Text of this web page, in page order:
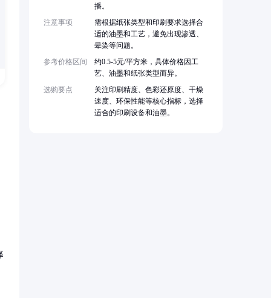
播。
注意事项
需根据纸张类型和印刷要求选择合
适的油墨和工艺，避免出现渗透、
晕染等问题。
参考价格区间
约0.5-5元/平方米，具体价格因工
艺、油墨和纸张类型而异。
选购要点
关注印刷精度、色彩还原度、干燥
速度、环保性能等核心指标，选择
适合的印刷设备和油墨。